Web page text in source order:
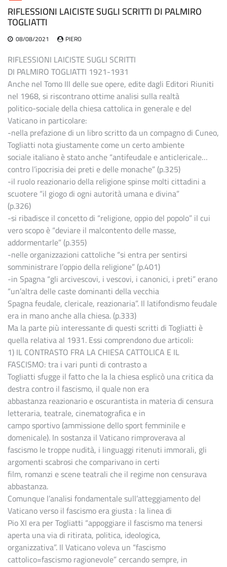
RIFLESSIONI LAICISTE SUGLI SCRITTI DI PALMIRO
TOGLIATTI
08/08/2021 PIERO
RIFLESSIONI LAICISTE SUGLI SCRITTI
DI PALMIRO TOGLIATTI 1921-1931
Anche nel Tomo III delle sue opere, edite dagli Editori Riuniti
nel 1968, si riscontrano ottime analisi sulla realtà
politico-sociale della chiesa cattolica in generale e del
Vaticano in particolare:
-nella prefazione di un libro scritto da un compagno di Cuneo,
Togliatti nota giustamente come un certo ambiente
sociale italiano è stato anche “antifeudale e anticlericale…
contro l’ipocrisia dei preti e delle monache” (p.325)
-il ruolo reazionario della religione spinse molti cittadini a
scuotere “il giogo di ogni autorità umana e divina”
(p.326)
-si ribadisce il concetto di “religione, oppio del popolo” il cui
vero scopo è “deviare il malcontento delle masse,
addormentarle” (p.355)
-nelle organizzazioni cattoliche “si entra per sentirsi
somministrare l’oppio della religione” (p.401)
-in Spagna “gli arcivescovi, i vescovi, i canonici, i preti” erano
“un’altra delle caste dominanti della vecchia
Spagna feudale, clericale, reazionaria”. Il latifondismo feudale
era in mano anche alla chiesa. (p.333)
Ma la parte più interessante di questi scritti di Togliatti è
quella relativa al 1931. Essi comprendono due articoli:
1) IL CONTRASTO FRA LA CHIESA CATTOLICA E IL
FASCISMO: tra i vari punti di contrasto a
Togliatti sfugge il fatto che la la chiesa esplicò una critica da
destra contro il fascismo, il quale non era
abbastanza reazionario e oscurantista in materia di censura
letteraria, teatrale, cinematografica e in
campo sportivo (ammissione dello sport femminile e
domenicale). In sostanza il Vaticano rimproverava al
fascismo le troppe nudità, i linguaggi ritenuti immorali, gli
argomenti scabrosi che comparivano in certi
film, romanzi e scene teatrali che il regime non censurava
abbastanza.
Comunque l’analisi fondamentale sull’atteggiamento del
Vaticano verso il fascismo era giusta : la linea di
Pio XI era per Togliatti “appoggiare il fascismo ma tenersi
aperta una via di ritirata, politica, ideologica,
organizzativa”. Il Vaticano voleva un “fascismo
cattolico=fascismo ragionevole” cercando sempre, in